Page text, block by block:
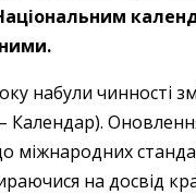
набули чинності
Календар).
міжнародних
на досвід